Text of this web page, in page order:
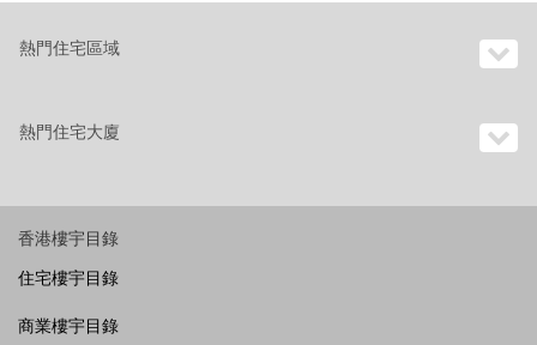
熱門住宅區域
熱門住宅大廈
香港樓宇目錄
住宅樓宇目錄
商業樓宇目錄